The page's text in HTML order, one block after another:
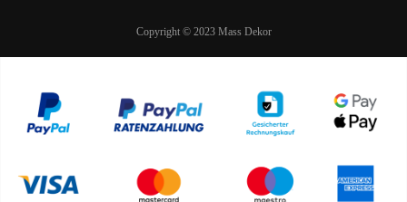
Copyright © 2023 Mass Dekor